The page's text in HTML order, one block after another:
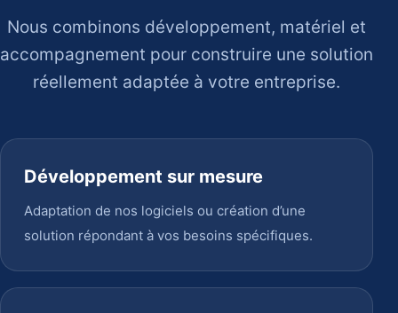
Nous combinons développement, matériel et
accompagnement pour construire une solution
réellement adaptée à votre entreprise.
Développement sur mesure
Adaptation de nos logiciels ou création d’une
solution répondant à vos besoins spécifiques.